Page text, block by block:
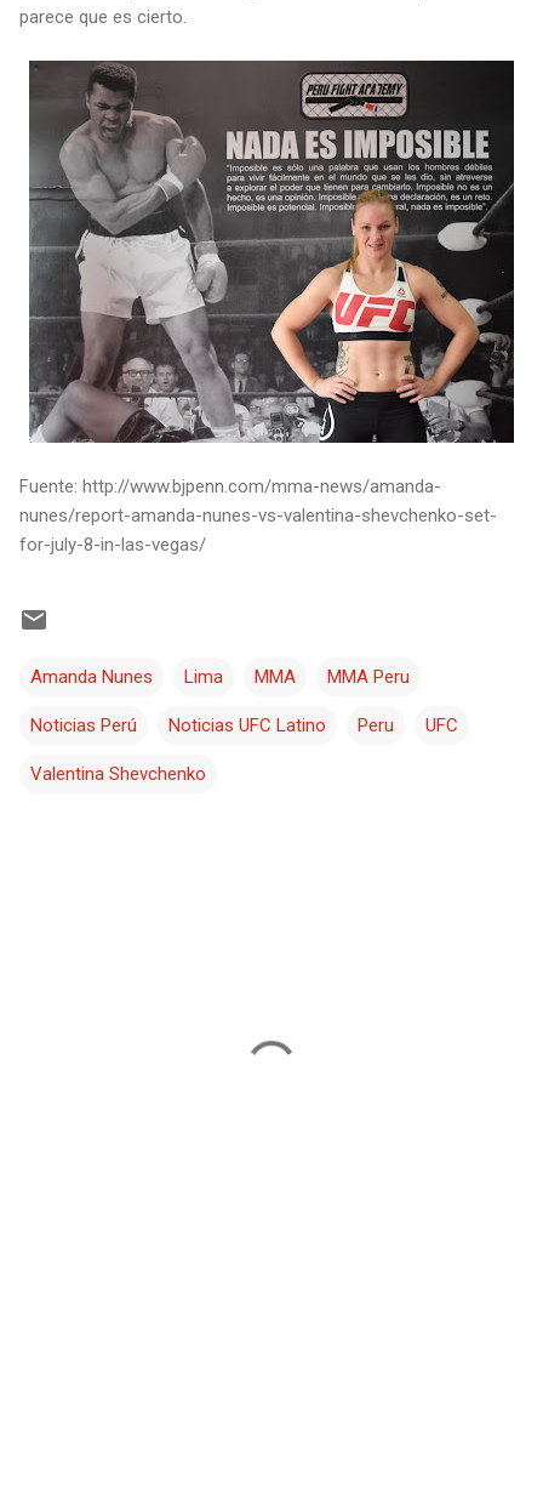
parece que es cierto.
Fuente: http://www.bjpenn.com/mma-news/amanda-
nunes/report-amanda-nunes-vs-valentina-shevchenko-set-
for-july-8-in-las-vegas/
Amanda Nunes Lima MMA MMA Peru
Noticias Perú Noticias UFC Latino Peru UFC
Valentina Shevchenko